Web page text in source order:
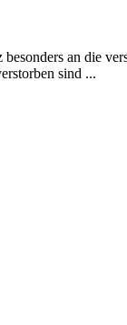
besonders an die
sind ...